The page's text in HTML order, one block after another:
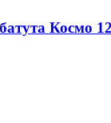
Космо